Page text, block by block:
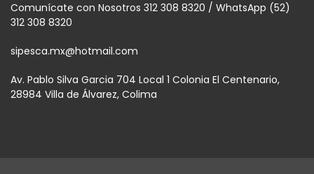
Comunícate con Nosotros 312 308 8320 / WhatsApp (52)
312 308 8320
sipesca.mx@hotmail.com
Av. Pablo Silva Garcia 704 Local 1 Colonia El Centenario,
28984 Villa de Álvarez, Colima